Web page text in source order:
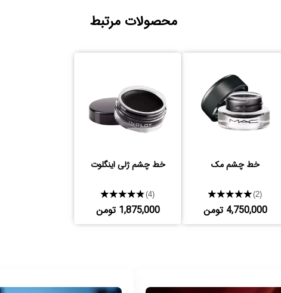
محصولات مرتبط
خط چشم مک
★★★★★(2)
4,750,000 تومن
خط چشم ژلی اینگلوت
★★★★★(4)
1,875,000 تومن